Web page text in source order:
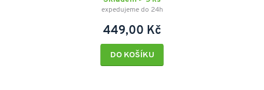
expedujeme do 24h
449,00 Kč
DO KOŠÍKU